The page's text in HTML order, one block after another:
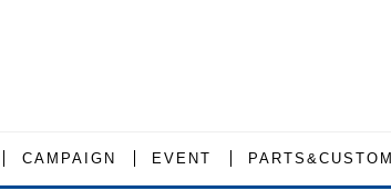
CAMPAIGN EVENT PARTS&CUSTOM